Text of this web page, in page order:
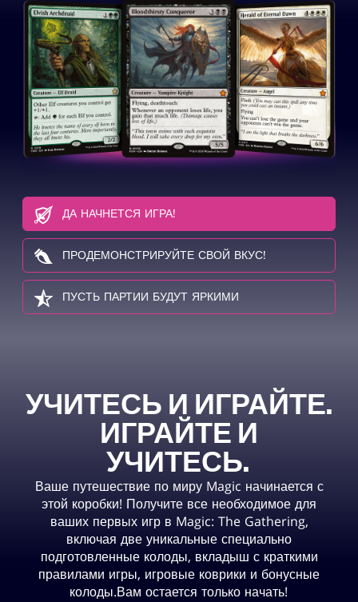
ДА НАЧНЕТСЯ ИГРА!
ПРОДЕМОНСТРИРУЙТЕ СВОЙ ВКУС!
ПУСТЬ ПАРТИИ БУДУТ ЯРКИМИ
УЧИТЕСЬ И ИГРАЙТЕ.
ИГРАЙТЕ И
УЧИТЕСЬ.
Ваше путешествие по миру Magic начинается с
этой коробки! Получите все необходимое для
ваших первых игр в Magic: The Gathering,
включая две уникальные специально
подготовленные колоды, вкладыш с краткими
правилами игры, игровые коврики и бонусные
колоды.Вам остается только начать!